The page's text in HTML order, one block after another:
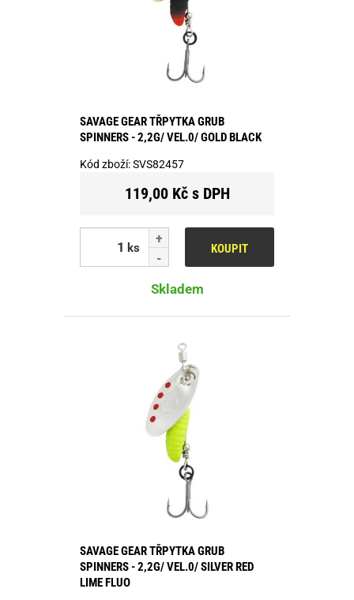
SAVAGE GEAR TŘPYTKA GRUB
SPINNERS - 2,2G/ VEL.0/ GOLD BLACK
Kód zboží:SVS82457
119,00 Kč s DPH
ks KOUPIT
Skladem
SAVAGE GEAR TŘPYTKA GRUB
SPINNERS - 2,2G/ VEL.0/ SILVER RED
LIME FLUO